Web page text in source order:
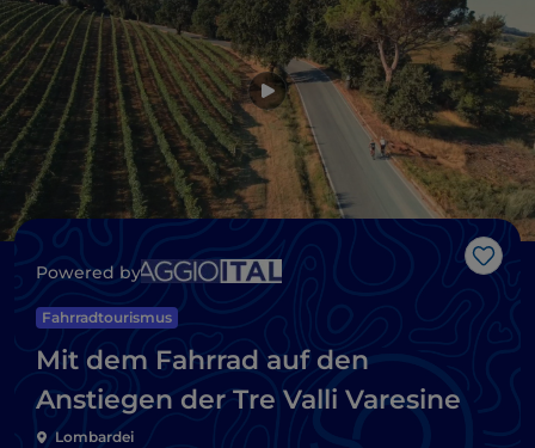
Like
Powered by
Fahrradtourismus
Mit dem Fahrrad auf den
Anstiegen der Tre Valli Varesine
Lombardei